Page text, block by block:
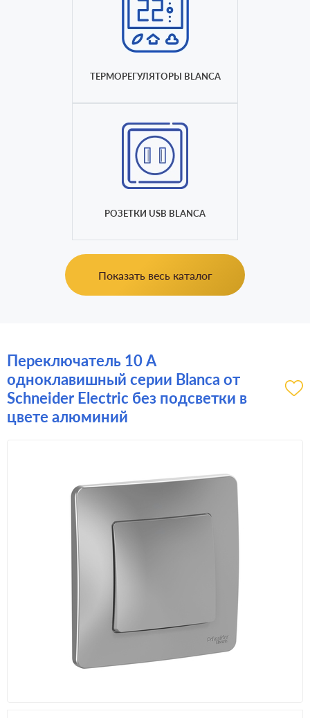
ТЕРМОРЕГУЛЯТОРЫ BLANCA
РОЗЕТКИ USB BLANCA
Показать весь каталог
Переключатель 10 А
одноклавишный серии Blanca от
Schneider Electric без подсветки в
цвете алюминий